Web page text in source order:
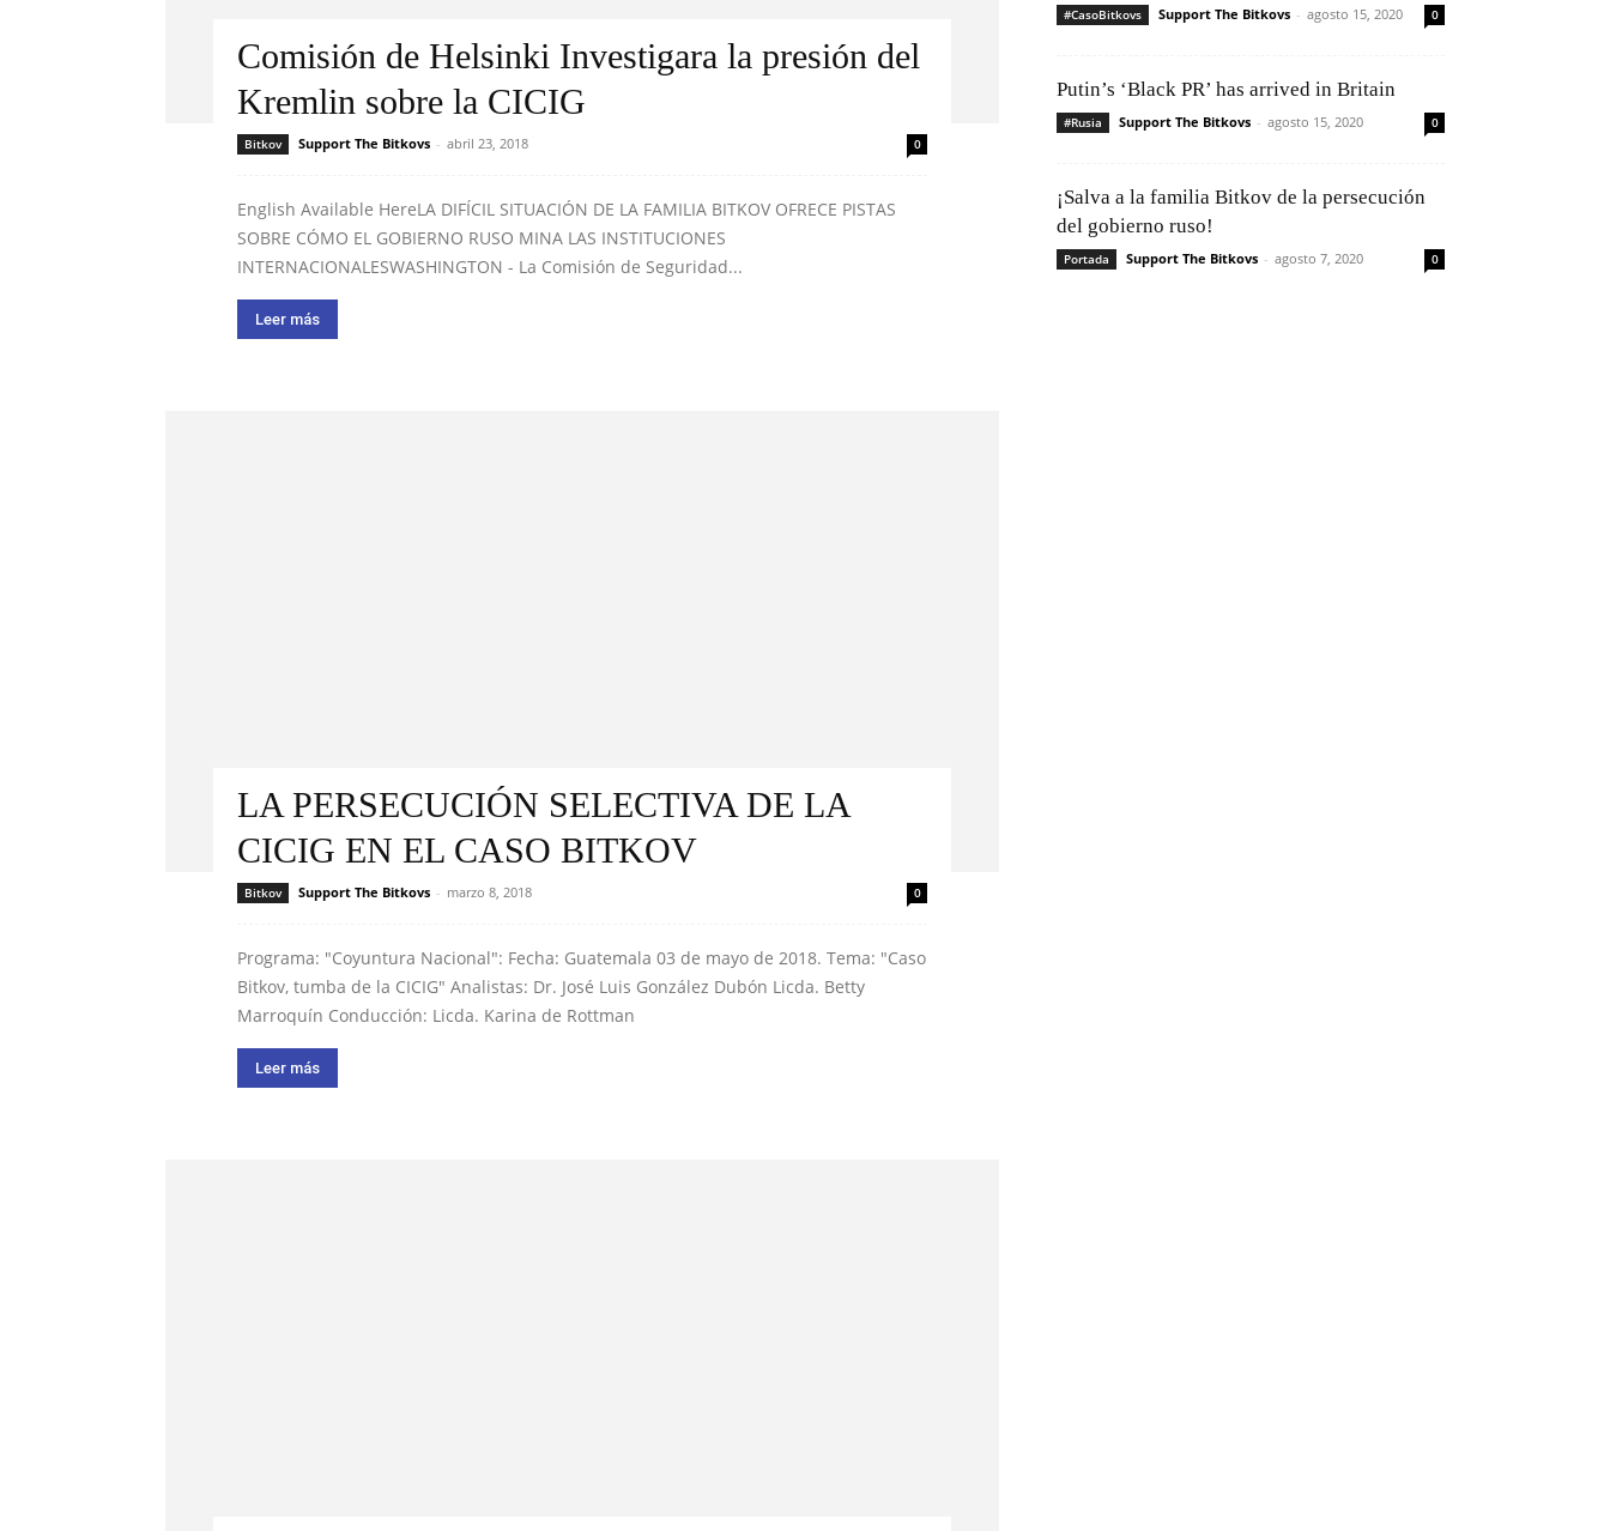
Comisión de Helsinki Investigara la presión del
Kremlin sobre la CICIG
Bitkov Support The Bitkovs - abril 23, 2018 0
English Available HereLA DIFÍCIL SITUACIÓN DE LA FAMILIA BITKOV OFRECE PISTAS
SOBRE CÓMO EL GOBIERNO RUSO MINA LAS INSTITUCIONES
INTERNACIONALESWASHINGTON - La Comisión de Seguridad...
Leer más
LA PERSECUCIÓN SELECTIVA DE LA
CICIG EN EL CASO BITKOV
Bitkov Support The Bitkovs - marzo 8, 2018 0
Programa: "Coyuntura Nacional": Fecha: Guatemala 03 de mayo de 2018. Tema: "Caso
Bitkov, tumba de la CICIG" Analistas: Dr. José Luis González Dubón Licda. Betty
Marroquín Conducción: Licda. Karina de Rottman
Leer más
#CasoBitkovs Support The Bitkovs - agosto 15, 2020 0
Putin’s ‘Black PR’ has arrived in Britain
#Rusia Support The Bitkovs - agosto 15, 2020 0
¡Salva a la familia Bitkov de la persecución
del gobierno ruso!
Portada Support The Bitkovs - agosto 7, 2020 0